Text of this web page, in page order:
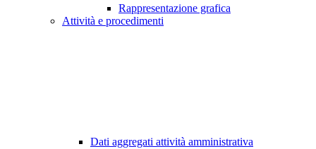
Rappresentazione grafica
Attività e procedimenti
Dati aggregati attività amministrativa